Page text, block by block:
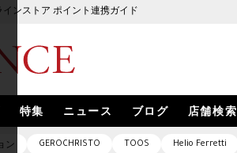
ンストア ポイント連携ガイド
特集 ニュース ブログ 店舗検索
ン GEROCHRISTO TOOS Helio Ferretti